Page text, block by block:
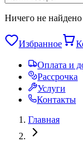
Ничего не найдено
Избранное
Оплата и
Рассрочка
Услуги
Контакты
Главная